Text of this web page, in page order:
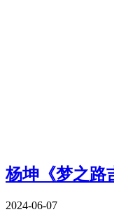
杨坤《梦之路
2024-06-07